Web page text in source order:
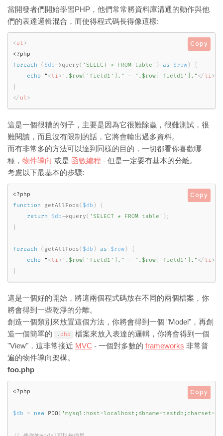
當開發者們開始學習PHP，他們常常將資料庫溝通的動作與他
們的表達邏輯混合，而使得程式碼長得像這樣:
<ul>
<?php
foreach
( $db-> query( 'SELECT * FROM table' ) as $row)
{
echo " <li> ".$row['field1']." - ".$row['field1']." </li>
}
</ ul>
Copy
這是一個很糟的例子，主要是因為它很難除蟲，很難測試，很
難閱讀，而且沒有限制的話，它將會輸出過多資料。
而有非常多的方法可以達到同樣的目的，一切都看你喜歡哪
種， 物件導向 或是 函數編程 - 但是一定要有基本的分離。
考慮以下最基本的步驟:
<?php
function
getAllFoos( $db )
{
return
$db-> query( 'SELECT * FROM table' ) ;
}
foreach ( getAllFoos( $db ) as $row )
{
echo " <li> ".$row['field1']." - ".$row['field1']." </li>
}
Copy
這是一個好的開始，將這兩個程式碼放在不同的兩個檔案，你
將會得到一些乾淨的分離。
創造一個類別來放置這個方法，你將會得到一個 "Model"，再創
造一個簡單的
. php
檔案來放入表達的邏輯，你將會得到一個
"View"，這非常接近 MVC - 一個對多數的 frameworks 非常普
遍的物件導向架構。
foo.php
<?php
$db = new PDO(
Copy